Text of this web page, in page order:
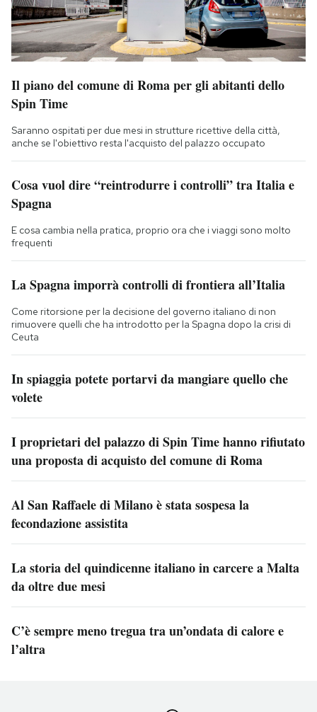
Il piano del comune di Roma per gli abitanti dello
Spin Time
Saranno ospitati per due mesi in strutture ricettive della città,
anche se l'obiettivo resta l'acquisto del palazzo occupato
Cosa vuol dire “reintrodurre i controlli” tra Italia e
Spagna
E cosa cambia nella pratica, proprio ora che i viaggi sono molto
frequenti
La Spagna imporrà controlli di frontiera all’Italia
Come ritorsione per la decisione del governo italiano di non
rimuovere quelli che ha introdotto per la Spagna dopo la crisi di
Ceuta
In spiaggia potete portarvi da mangiare quello che
volete
I proprietari del palazzo di Spin Time hanno rifiutato
una proposta di acquisto del comune di Roma
Al San Raffaele di Milano è stata sospesa la
fecondazione assistita
La storia del quindicenne italiano in carcere a Malta
da oltre due mesi
C’è sempre meno tregua tra un’ondata di calore e
l’altra